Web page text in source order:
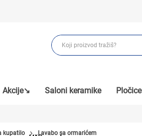
Akcije↘ Saloni keramike Pločice
kupatilo Lavabo sa ormarićem